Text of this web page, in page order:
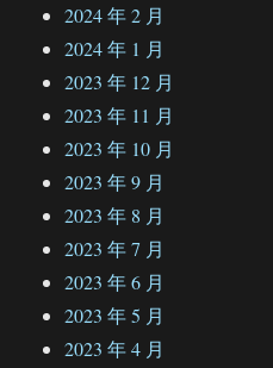
2024 年 2 月
2024 年 1 月
2023 年 12 月
2023 年 11 月
2023 年 10 月
2023 年 9 月
2023 年 8 月
2023 年 7 月
2023 年 6 月
2023 年 5 月
2023 年 4 月